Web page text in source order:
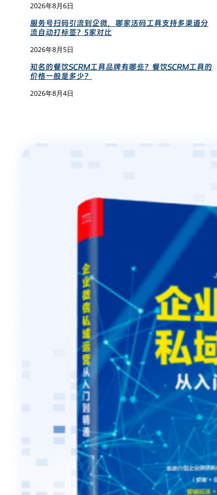
2026年8月6日
服务号扫码引流到企微，哪家活码工具支持多渠道分
流自动打标签？5家对比
2026年8月5日
知名的餐饮SCRM工具品牌有哪些？餐饮SCRM工具的
价格一般是多少？
2026年8月4日